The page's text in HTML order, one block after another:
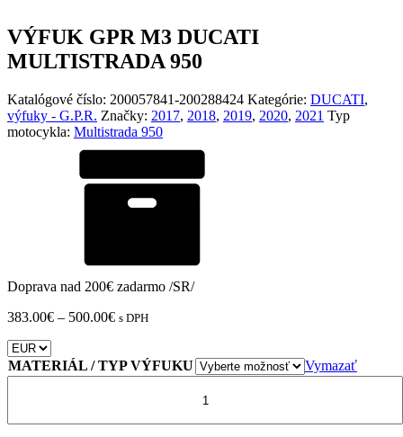
VÝFUK GPR M3 DUCATI
MULTISTRADA 950
Katalógové číslo: 200057841-200288424 Kategórie: DUCATI,
výfuky - G.P.R. Značky: 2017, 2018, 2019, 2020, 2021 Typ
motocykla: Multistrada 950
Doprava nad 200€ zadarmo /SR/
383.00€ – 500.00€Price
through
500.00€
s DPH
MATERIÁL / TYP VÝFUKU
Vymazať